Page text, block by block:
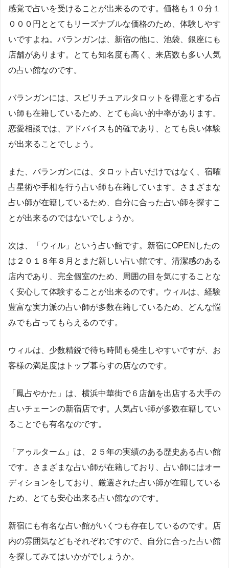
感覚で占いを受けることが出来るのです。価格も１０分１
０００円ととてもリーズナブルな価格のため、体験しやす
いですよね。バランガンは、新宿の他に、池袋、銀座にも
店舗があります。とても知名度も高く、来店数も多い人気
の占い館なのです。
バランガンには、スピリチュアルタロットを得意とする占
い師も在籍しているため、とても高い的中率があります。
恋愛相談では、アドバイスも的確であり、とても良い体験
が出来ることでしょう。
また、バランガンには、タロット占いだけではなく、宿曜
占星術や手相を行う占い師も在籍しています。さまざまな
占い師が在籍しているため、自分に合った占い師を探すこ
とが出来るのではないでしょうか。
次は、「ウィル」という占い館です。新宿にOPENしたの
は２０１８年８月とまだ新しい占い館です。清潔感のある
店内であり、完全個室のため、周囲の目を気にすることな
く安心して体験することが出来るのです。ウィルは、経験
豊富な実力派の占い師が多数在籍しているため、どんな悩
みでも占ってもらえるのです。
ウィルは、少数精鋭で待ち時間も発生しやすいですが、お
客様の満足度はトップ暮らすの店なのです。
「鳳占やかた」は、横浜中華街で６店舗を出店する大手の
占いチェーンの新宿店です。人気占い師が多数在籍してい
ることでも有名なのです。
「アゥルターム」は、２５年の実績のある歴史ある占い館
です。さまざまな占い師が在籍しており、占い師にはオー
ディションをしており、厳選された占い師が在籍している
ため、とても安心出来る占い館なのです。
新宿にも有名な占い館がいくつも存在しているのです。店
内の雰囲気などもそれぞれですので、自分に合った占い館
を探してみてはいかがでしょうか。